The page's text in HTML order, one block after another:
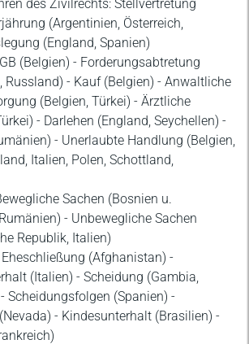
des Zivilrechts: Stellvertretung
(Argentinien, Österreich,
(England, Spanien)
(Belgien) - Forderungsabtretung
Russland) - Kauf (Belgien) - Anwaltliche
(Belgien, Türkei) - Ärztliche
- Darlehen (England, Seychellen) -
- Unerlaubte Handlung (Belgien,
Italien, Polen, Schottland,
Sachen (Bosnien u.
- Unbewegliche Sachen
Republik, Italien)
(Afghanistan) -
(Italien) - Scheidung (Gambia,
Scheidungsfolgen (Spanien) -
- Kindesunterhalt (Brasilien) -